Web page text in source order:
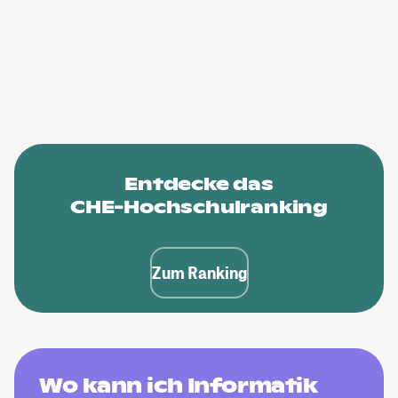
Entdecke das
CHE-Hochschulranking
Zum Ranking
Wo kann ich Informatik